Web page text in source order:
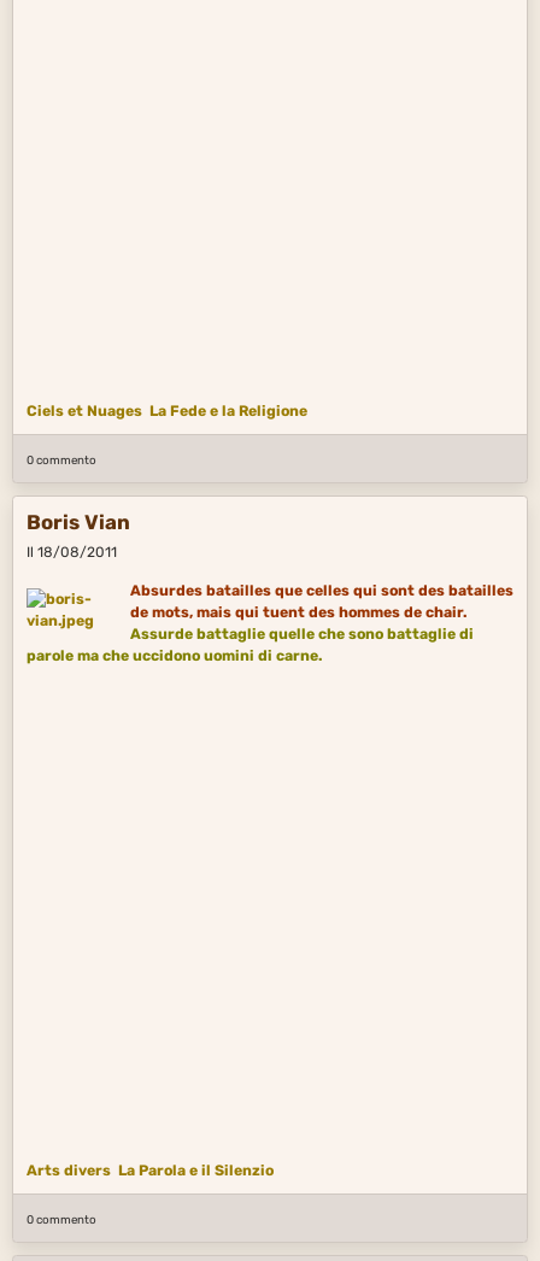
Ciels et Nuages La Fede e la Religione
0 commento
Boris Vian
Il 18/08/2011
Absurdes batailles que celles qui sont des batailles
de mots, mais qui tuent des hommes de chair.
Assurde battaglie quelle che sono battaglie di
parole ma che uccidono uomini di carne.
Arts divers La Parola e il Silenzio
0 commento